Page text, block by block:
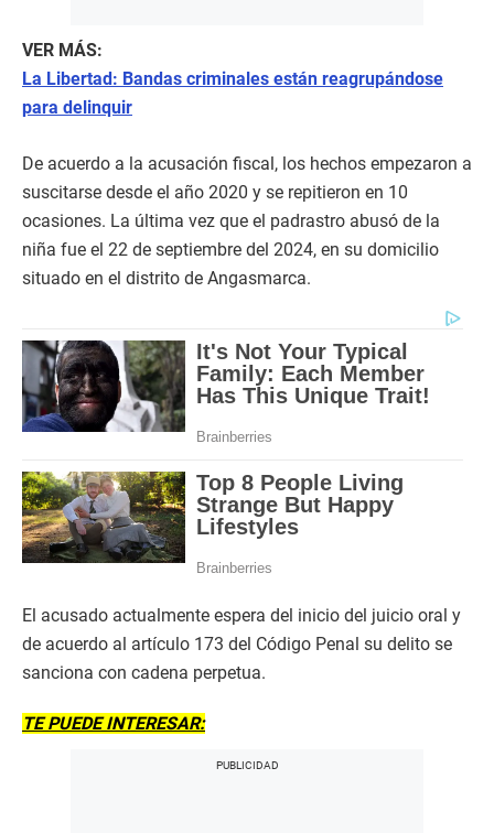
VER MÁS:
La Libertad: Bandas criminales están reagrupándose
para delinquir
De acuerdo a la acusación fiscal, los hechos empezaron a
suscitarse desde el año 2020 y se repitieron en 10
ocasiones. La última vez que el padrastro abusó de la
niña fue el 22 de septiembre del 2024, en su domicilio
situado en el distrito de Angasmarca.
El acusado actualmente espera del inicio del juicio oral y
de acuerdo al artículo 173 del Código Penal su delito se
sanciona con cadena perpetua.
TE PUEDE INTERESAR: